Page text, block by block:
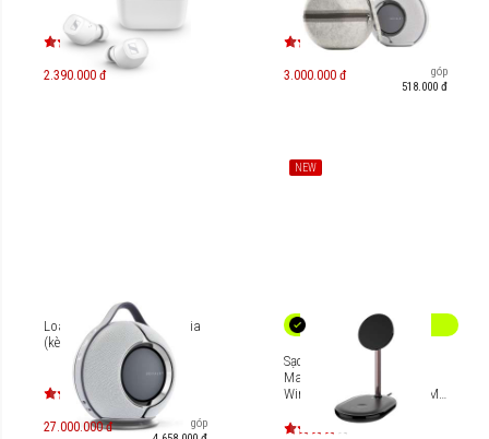
2.390.000 đ 3.000.000 đ
Trả góp
518.000 đ
Loa di động Devialet Mania
(kèm dock sạc)
27.000.000 đ
Trả góp
NEW
Sạc không dây Mazer
MagSafe 2-in-1 Hybrid
Wireless Charging Stand M-
mag.DESK600